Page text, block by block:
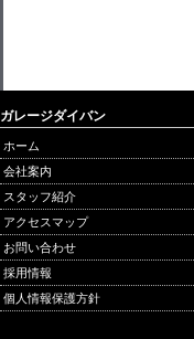
ガレージダイバン
ホーム
会社案内
スタッフ紹介
アクセスマップ
お問い合わせ
採用情報
個人情報保護方針